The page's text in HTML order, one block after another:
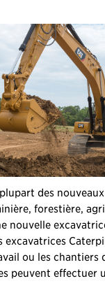
des
forestière,
nouvelle
excavatrices
ou les chantiers
peuvent effectuer